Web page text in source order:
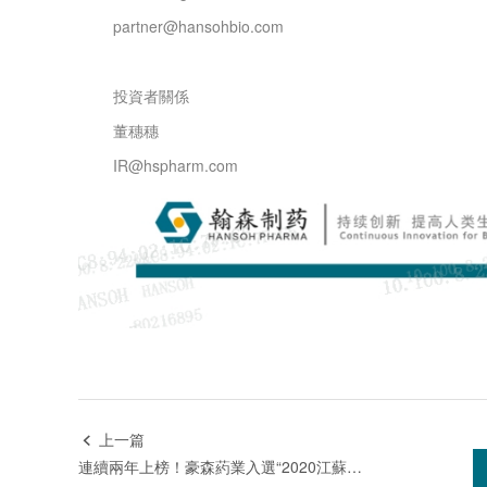
partner@hansohbio.com
投資者關係
董穗穗
IR@hspharm.com

上一篇
連續兩年上榜！豪森葯業入選“2020江蘇省百強創新型企業”前20強